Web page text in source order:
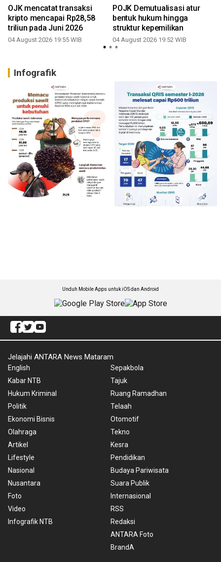
OJK mencatat transaksi
kripto mencapai Rp28,58
triliun pada Juni 2026
04 August 2026 19:55 WIB
POJK Demutualisasi atur
bentuk hukum hingga
struktur kepemilikan
04 August 2026 19:52 WIB
Infografik
Unduh Mobile Apps untuk iOS dan Android
Jelajahi ANTARA News Mataram
English
Kabar NTB
Hukum Kriminal
Politik
Ekonomi Bisnis
Olahraga
Artikel
Lifestyle
Nasional
Nusantara
Foto
Video
Infografik NTB
Sepakbola
Tajuk
Ruang Ramadhan
Telaah
Otomotif
Tekno
Kesra
Pendidikan
Budaya Pariwisata
Suara Publik
Internasional
RSS
Redaksi
ANTARA Foto
BrandA